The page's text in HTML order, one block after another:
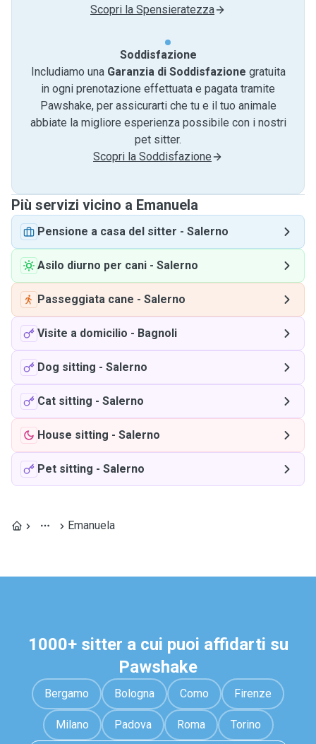
Scopri la Spensieratezza
Soddisfazione
Includiamo una Garanzia di Soddisfazione gratuita
in ogni prenotazione effettuata e pagata tramite
Pawshake, per assicurarti che tu e il tuo animale
abbiate la migliore esperienza possibile con i nostri
pet sitter.
Scopri la Soddisfazione
Più servizi vicino a Emanuela
Pensione a casa del sitter - Salerno
Asilo diurno per cani - Salerno
Passeggiata cane - Salerno
Visite a domicilio - Bagnoli
Dog sitting - Salerno
Cat sitting - Salerno
House sitting - Salerno
Pet sitting - Salerno
Emanuela
1000+ sitter a cui puoi affidarti su
Pawshake
Bergamo Bologna Como Firenze
Milano Padova Roma Torino